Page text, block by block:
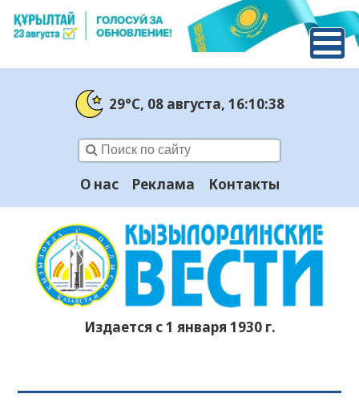
29°C, 08 августа, 16:10:39
О нас Реклама Контакты
Издается с 1 января 1930 г.